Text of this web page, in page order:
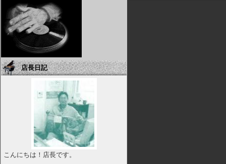
店長日記
こんにちは！店長です。